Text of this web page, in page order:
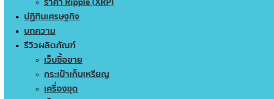
ปฏิทินเศรษฐกิจ
บทความ
รีวิวผลิตภัณฑ์
เว็บซื้อขาย
กระเป๋าเก็บเหรียญ
เครื่องขุด